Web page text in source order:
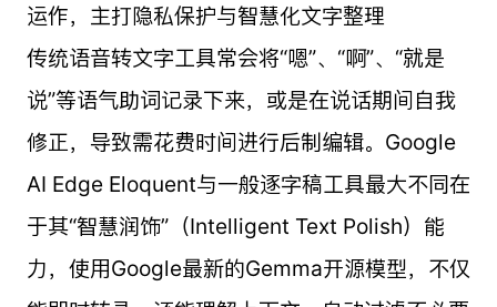
运作，主打隐私保护与智慧化文字整理
传统语音转文字工具常会将“嗯”、“啊”、“就是
说”等语气助词记录下来，或是在说话期间自我
修正，导致需花费时间进行后制编辑。Google
AI Edge Eloquent与一般逐字稿工具最大不同在
于其“智慧润饰”（Intelligent Text Polish）能
力，使用Google最新的Gemma开源模型，不仅